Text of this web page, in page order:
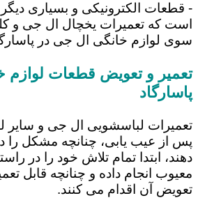
- قطعات الکترونیکی و بسیاری
است که تعمیرات یخچال ال جی و
سوی لوازم خانگی ال جی در
تعمیر و تعویض قطعات لوازم
پاسارگاد
تعمیرات لباسشویی ال جی و سایر
پس از عیب یابی، چنانچه مشکل
دهند، ابتدا تمام تلاش خود را در
معیوب انجام داده و چنانچه قابل
تعویض آن اقدام می کنند.